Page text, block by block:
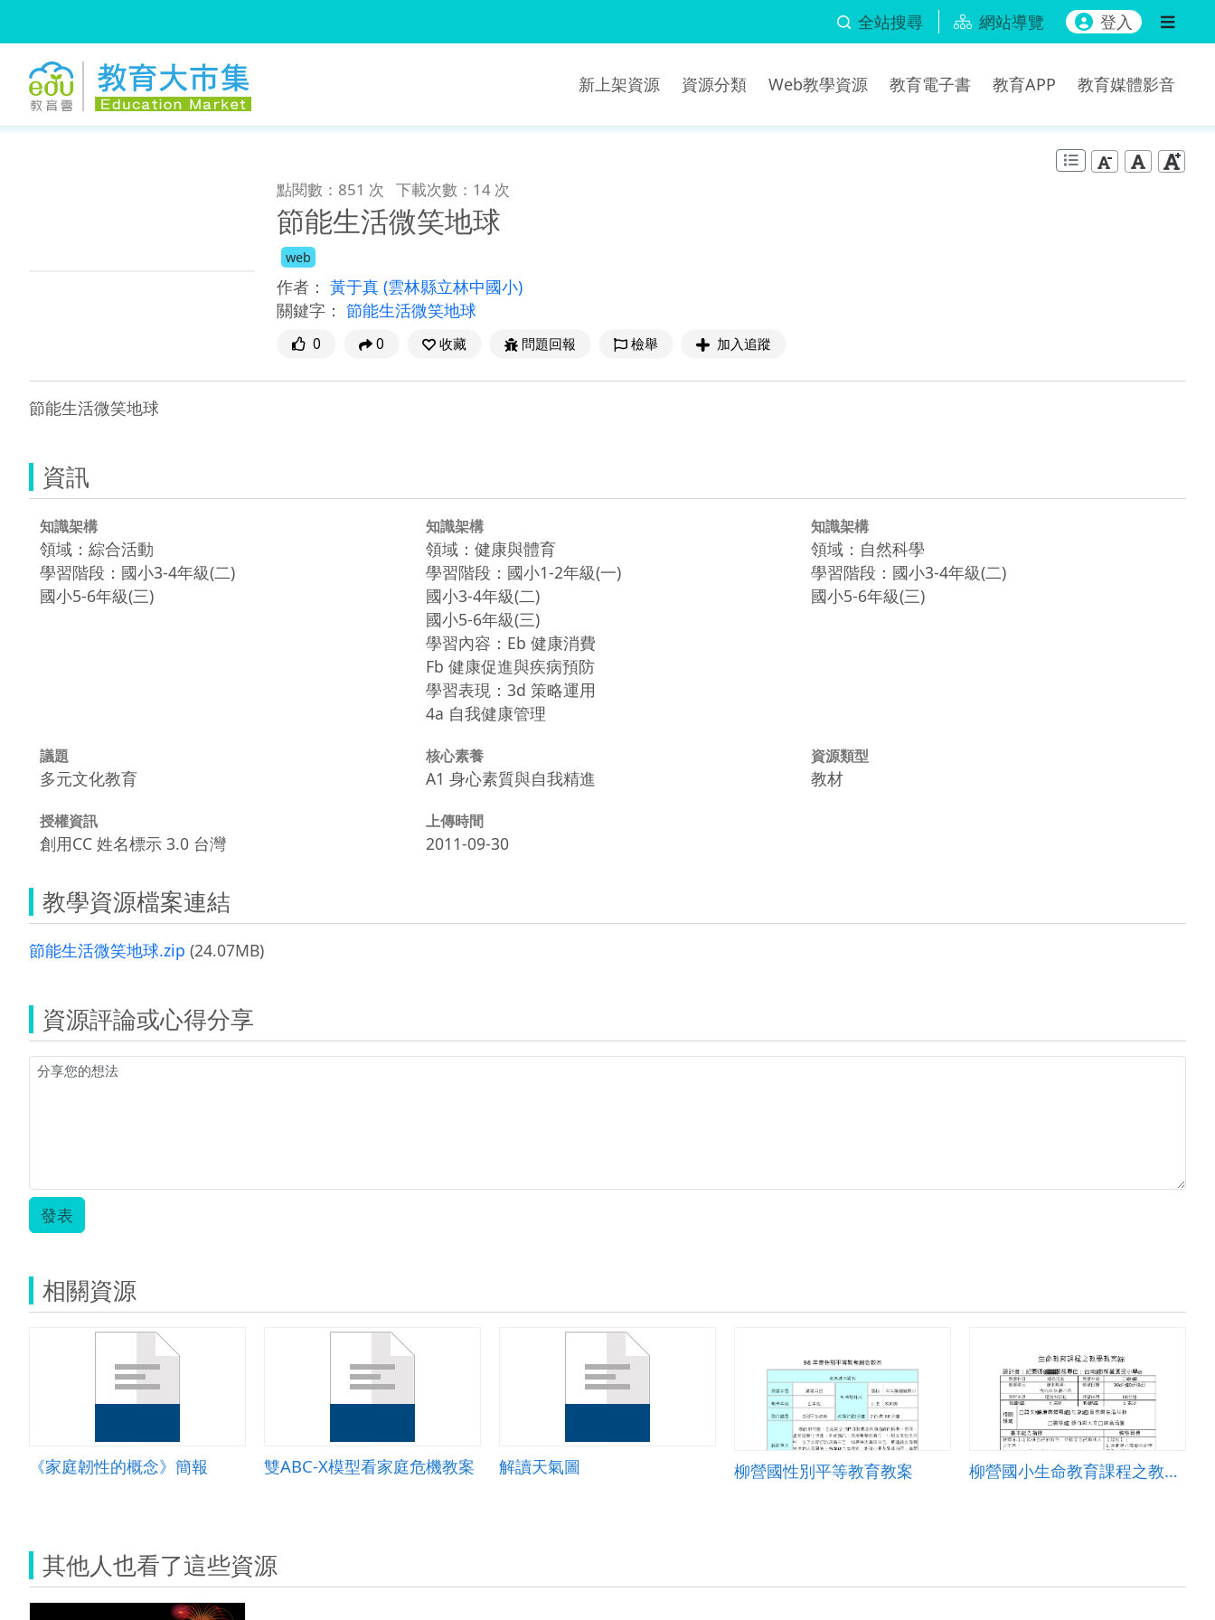
全站搜尋 網站導覽 登入
新上架資源 資源分類 Web教學資源 教育電子書 教育APP 教育媒體影音
點閱數：851 次 下載次數：14 次
節能生活微笑地球
web
作者： 黃于真 (雲林縣立林中國小)
關鍵字： 節能生活微笑地球
0 0 收藏 問題回報 檢舉 加入追蹤
節能生活微笑地球
資訊
知識架構
領域：綜合活動
學習階段：國小3-4年級(二)
國小5-6年級(三)
知識架構
領域：健康與體育
學習階段：國小1-2年級(一)
國小3-4年級(二)
國小5-6年級(三)
學習內容：Eb 健康消費
Fb 健康促進與疾病預防
學習表現：3d 策略運用
4a 自我健康管理
知識架構
領域：自然科學
學習階段：國小3-4年級(二)
國小5-6年級(三)
議題
多元文化教育
核心素養
A1 身心素質與自我精進
資源類型
教材
授權資訊
創用CC 姓名標示 3.0 台灣
上傳時間
2011-09-30
教學資源檔案連結
節能生活微笑地球.zip (24.07MB)
資源評論或心得分享
發表
相關資源
《家庭韌性的概念》簡報 雙ABC-X模型看家庭危機教案 解讀天氣圖 柳營國性別平等教育教案 柳營國小生命教育課程之教學教案
其他人也看了這些資源